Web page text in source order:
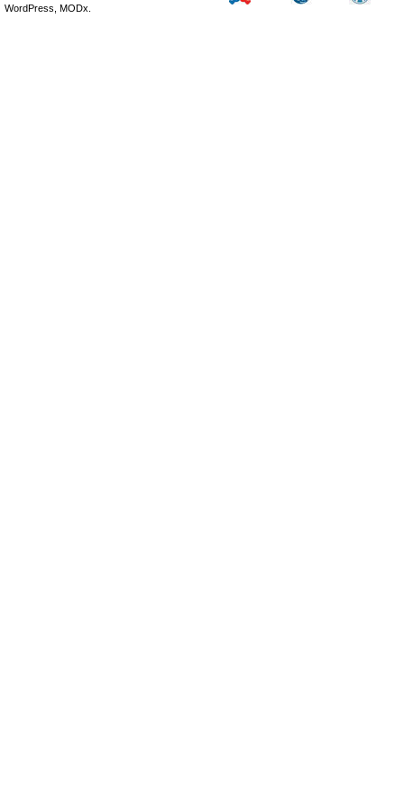
WordPress, MODx.